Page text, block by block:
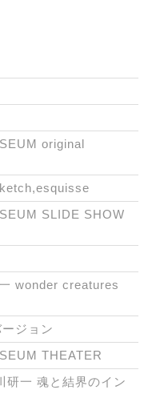
original
SLIDE SHOW
wonder creatures
ジョン
THEATER
一 魂と結界のイン